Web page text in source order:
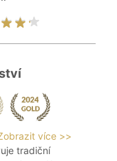
více >>
tradiční